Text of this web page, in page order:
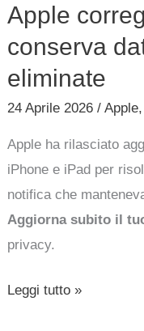
Apple
conserva
eliminate
24 Aprile 2026/Apple,
Apple ha rilasciato
iPhone e iPad per
notifica che
Aggiorna subito il
privacy.
Leggi tutto »